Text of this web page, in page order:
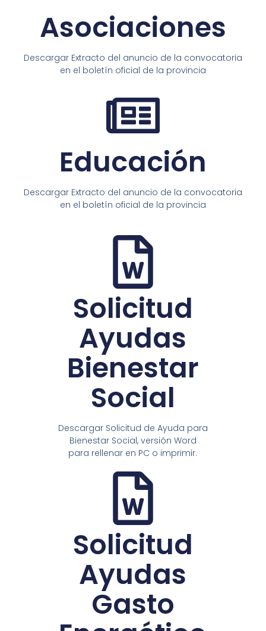
Asociaciones
Descargar Extracto del anuncio de la convocatoria
en el boletín oficial de la provincia
Educación
Descargar Extracto del anuncio de la convocatoria
en el boletín oficial de la provincia
Solicitud
Ayudas
Bienestar
Social
Descargar Solicitud de Ayuda para
Bienestar Social, versión Word
para rellenar en PC o imprimir.
Solicitud
Ayudas
Gasto